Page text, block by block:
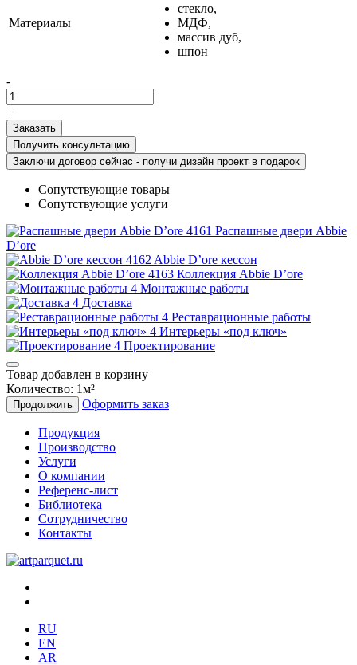
Материалы
стекло,
МДФ,
массив дуб,
шпон
-
+
Получить консультацию
Заключи договор сейчас - получи дизайн проект в подарок
Сопутствующие товары
Сопутствующие услуги
Распашные двери Abbie
D’ore
Abbie D’ore кессон
Коллекция Abbie D’ore
Монтажные работы
Доставка
Реставрационные работы
Интерьеры «под ключ»
Проектирование
Товар добавлен в корзину
Количество: 1м²
Продолжить Оформить заказ
Продукция
Производство
Услуги
О компании
Референс-лист
Библиотека
Сотрудничество
Контакты
RU
EN
AR